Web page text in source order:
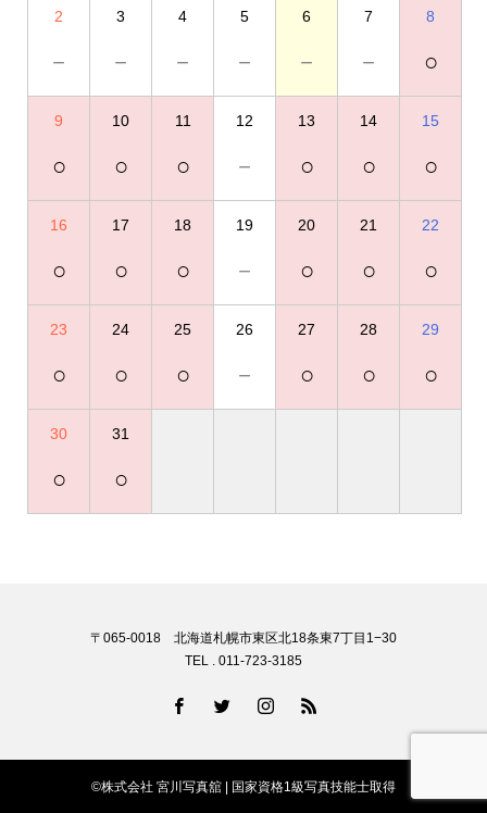
2
－
3
－
4
－
5
－
6
－
7
－
8
○
9
○
10
○
11
○
12
－
13
○
14
○
15
○
16
○
17
○
18
○
19
－
20
○
21
○
22
○
23
○
24
○
25
○
26
－
27
○
28
○
29
○
30
○
31
○
〒065-0018 北海道札幌市東区北18条東7丁目1−30
TEL . 011-723-3185
©株式会社 宮川写真舘 | 国家資格1級写真技能士取得